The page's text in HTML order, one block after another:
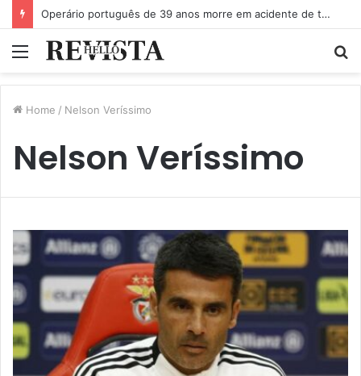
Operário português de 39 anos morre em acidente de trabalho em Crans Montana
Menu
Home / Nelson Veríssimo
Nelson Veríssimo